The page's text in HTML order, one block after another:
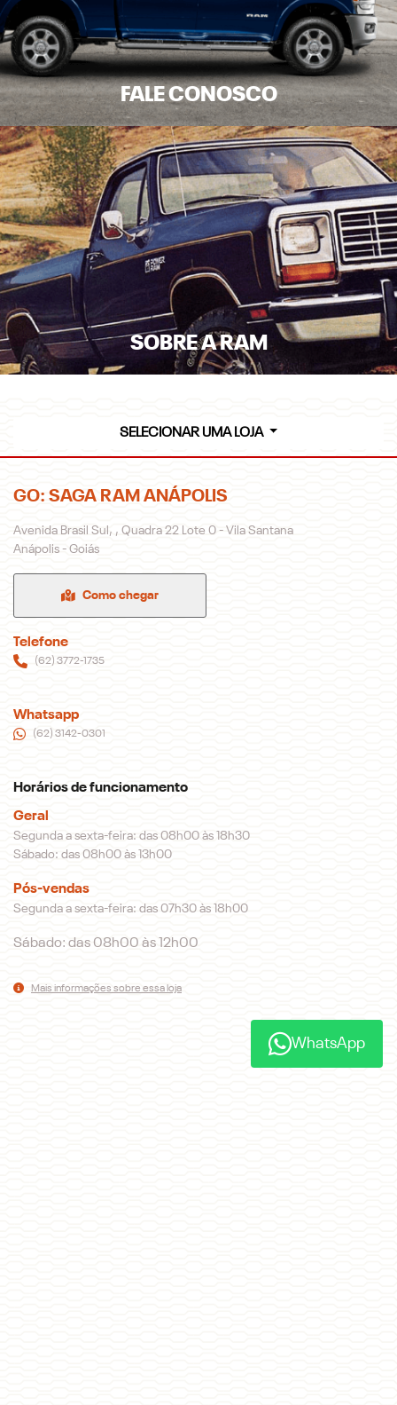
FALE CONOSCO
SOBRE A RAM
SELECIONAR UMA LOJA
GO: SAGA RAM ANÁPOLIS
Avenida Brasil Sul, , Quadra 22 Lote 0 - Vila Santana
Anápolis - Goiás
Como chegar
Telefone
(62) 3772-1735
Whatsapp
(62) 3142-0301
Horários de funcionamento
Geral
Segunda a sexta-feira: das 08h00 às 18h30
Sábado: das 08h00 às 13h00
Pós-vendas
Segunda a sexta-feira: das 07h30 às 18h00
Sábado: das 08h00 às 12h00
Mais informações sobre essa loja
WhatsApp